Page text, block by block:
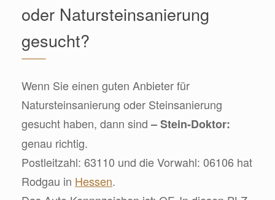
oder Natursteinsanierung
gesucht?
Wenn Sie einen guten Anbieter für
Natursteinsanierung oder Steinsanierung
gesucht haben, dann sind– Stein-Doktor:
genau richtig.
Postleitzahl: 63110 und die Vorwahl: 06106 hat
Rodgau in Hessen.